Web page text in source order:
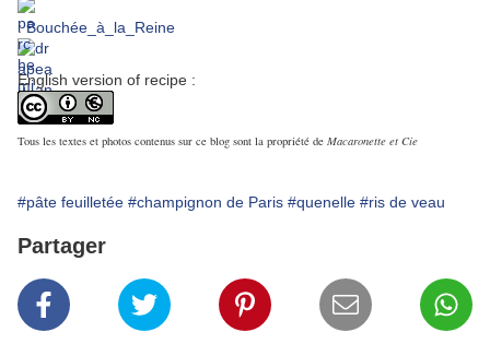
:Bouchée_à_la_Reine
English version of recipe :
Tous les textes et photos contenus sur ce blog sont la propriété de Macaronette et Cie
#pâte feuilletée #champignon de Paris #quenelle #ris de veau
Partager